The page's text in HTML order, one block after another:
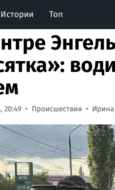
Истории Топ
20:49 Происшествия Ирина